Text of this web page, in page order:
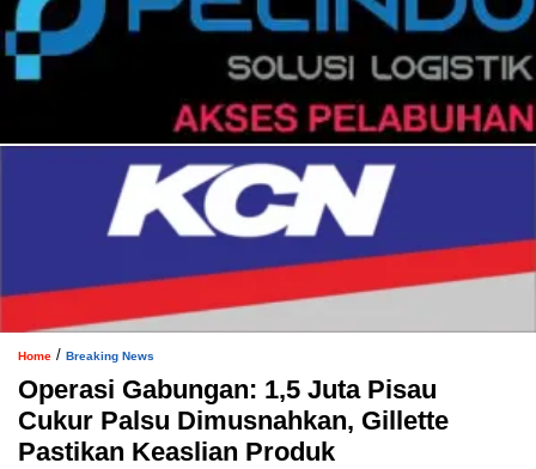
Home / Breaking News
Operasi Gabungan: 1,5 Juta Pisau
Cukur Palsu Dimusnahkan, Gillette
Pastikan Keaslian Produk